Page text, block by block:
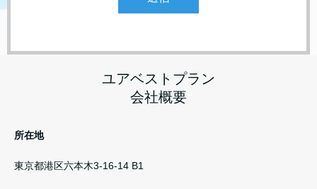
ユアベストプラン
会社概要
所在地
東京都港区六本木3-16-14 B1